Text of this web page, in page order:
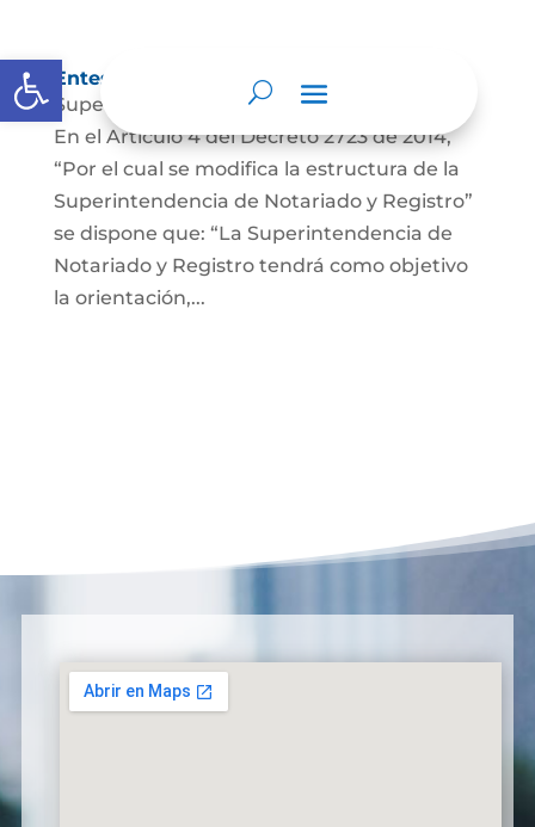
Abrir barra de herramientas
Entes y autoridades que lo vigilan
Superintendencia de Notariado y Registro
En el Artículo 4 del Decreto 2723 de 2014,
“Por el cual se modifica la estructura de la
Superintendencia de Notariado y Registro”
se dispone que: “La Superintendencia de
Notariado y Registro tendrá como objetivo
la orientación,...